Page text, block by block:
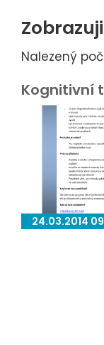
Nalezený
Kognitivní
24.03.2014